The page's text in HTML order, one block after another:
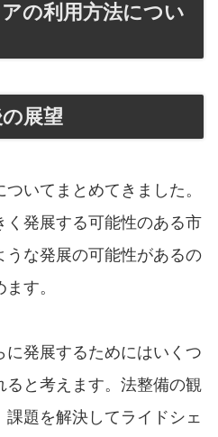
の利用方法につい
展望
いてまとめてきました。
く発展する可能性のある市
うな発展の可能性があるの
す。
に発展するためにはいくつ
ると考えます。法整備の観
課題を解決してライドシェ